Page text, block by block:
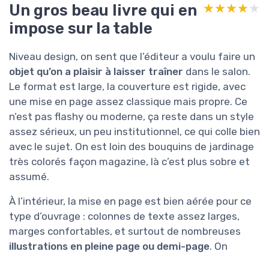
Un gros beau livre qui en
impose sur la table
★★★★★
★★★★★
Niveau design, on sent que l’éditeur a voulu faire un
objet qu’on a plaisir à laisser traîner dans le salon.
Le format est large, la couverture est rigide, avec
une mise en page assez classique mais propre. Ce
n’est pas flashy ou moderne, ça reste dans un style
assez sérieux, un peu institutionnel, ce qui colle bien
avec le sujet. On est loin des bouquins de jardinage
très colorés façon magazine, là c’est plus sobre et
assumé.
À l’intérieur, la mise en page est bien aérée pour ce
type d’ouvrage : colonnes de texte assez larges,
marges confortables, et surtout de nombreuses
illustrations en pleine page ou demi-page. On